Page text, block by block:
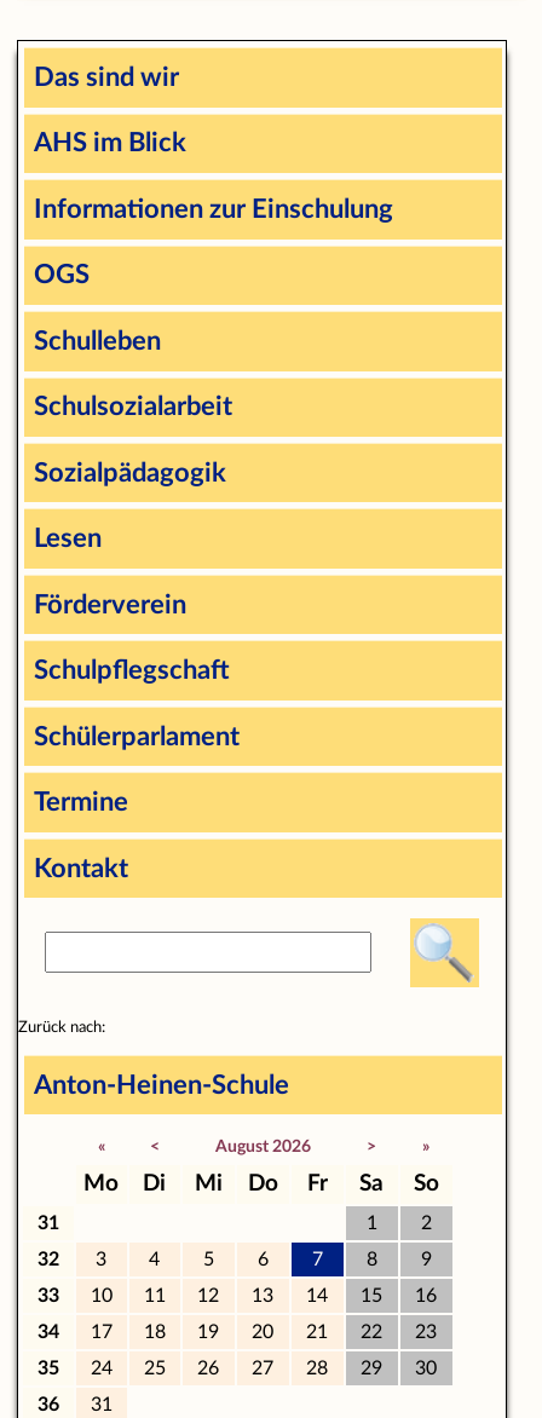
Das sind wir
AHS im Blick
Informationen zur Einschulung
OGS
Schulleben
Schulsozialarbeit
Sozialpädagogik
Lesen
Förderverein
Schulpflegschaft
Schülerparlament
Termine
Kontakt
Zurück nach:
Anton-Heinen-Schule